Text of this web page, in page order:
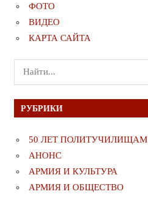
ФОТО
ВИДЕО
КАРТА САЙТА
Поиск
для:
РУБРИКИ
50 ЛЕТ ПОЛИТУЧИЛИЩАМ
АНОНС
АРМИЯ И КУЛЬТУРА
АРМИЯ И ОБЩЕСТВО